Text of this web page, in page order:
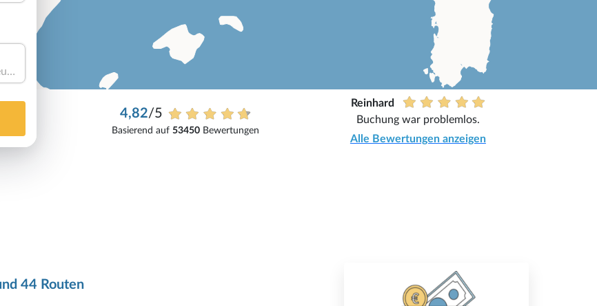
Haben Sie ein Fahrzeug?
4,82/5
Basierend auf53450 Bewertungen
Reinhard
Buchung war problemlos.
Alle Bewertungen anzeigen
44 Routen